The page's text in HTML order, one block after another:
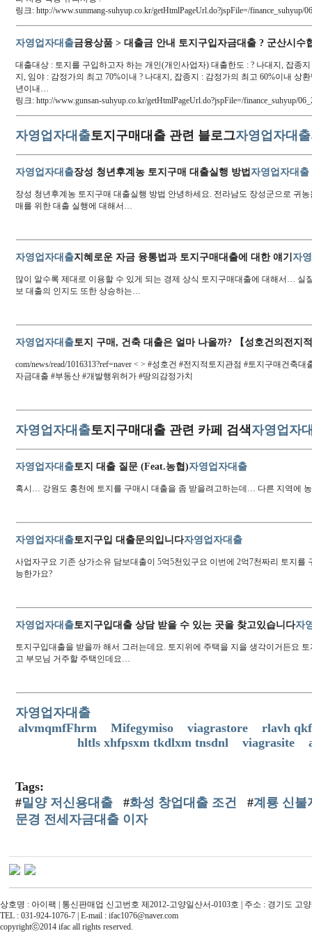
링크: http://www.sunmang-suhyup.co.kr/getHtmlPageUrl.do?jspFile=/
자영업자대출금융상품 > 대출금 안내 토지구입자금대출 ? 군산시수
대출대상 : 토지를 구입하고자 하는 개인(개인사업자) 대출한도 : ? 나대지, 잡종
지, 임야 : 감정가의 최고 70%이내 ? 나대지, 잡종지 : 감정가의 최고 60%이내 상
년이내…
링크: http://www.gunsan-suhyup.co.kr/getHtmlPageUrl.do?jspFile=/finance_suhyup/
자영업자대출토지구매대출 관련 블로그자영업자대출
자영업자대출장성 청년후계농 토지구매 대출실행 방법자영업자대출
장성 청년후계농 토지구매 대출실행 방법 안녕하세요. 전라남도 장성군으로 귀
매를 위한 대출 실행에 대해서…
자영업자대출지혜로운 자금 융통법과 토지구매대출에 대한 얘기자
많이 알수록 제대로 이용할 수 있게 되는 경제 상식 토지구매대출에 대해서… 실
보 대출의 인지도 또한 상승하는…
자영업자대출토지 구매, 건축 대출은 얼마 나올까? 【성호건의전지
com/news/read/1016313?ref=naver < > #성호건 #전지적토지관점 #토지구매건축
자금대출 #부동산 #개발행위허가 #땅의감정가치
자영업자대출토지구매대출 관련 카페 검색자영업자
자영업자대출토지 대출 질문 (Feat.농협)자영업자대출
혹시… 강원도 홍천에 토지를 구매시 대출을 좀 받을려고하는데… 다른 지역에 농
자영업자대출토지구입 대출문의입니다자영업자대출
사업자구요 기존 상가소유 담보대출이 5억5천있구요 이번에 2억7천짜리 토지
능한가요?
자영업자대출토지구입대출 상담 받을 수 있는 곳을 찾고있습니다자
토지구입대출을 받을까 해서 그러는데요. 토지위에 주택을 지을 생각이거든요
고 부모님 거주할 주택인데요…
자영업자대출
alvmqmfFhrm
Mifegymiso viagrastore
rlavh
hltls xhfpsxm tkdlxm tnsdnl
viagrasite
Tags:
#밀양 저신용대출 #화성 창업대출 조건 #계룡 신불
문경 전세자금대출 이자
상호명 : 아이팩 | 통신판매업 신고번호 제2012-고양일산서-0103호 | 주소 : 경기도 고
TEL : 031-924-1076-7 | E-mail : ifac1076@naver.com
copyrightⓒ2014 ifac all rights reserved.